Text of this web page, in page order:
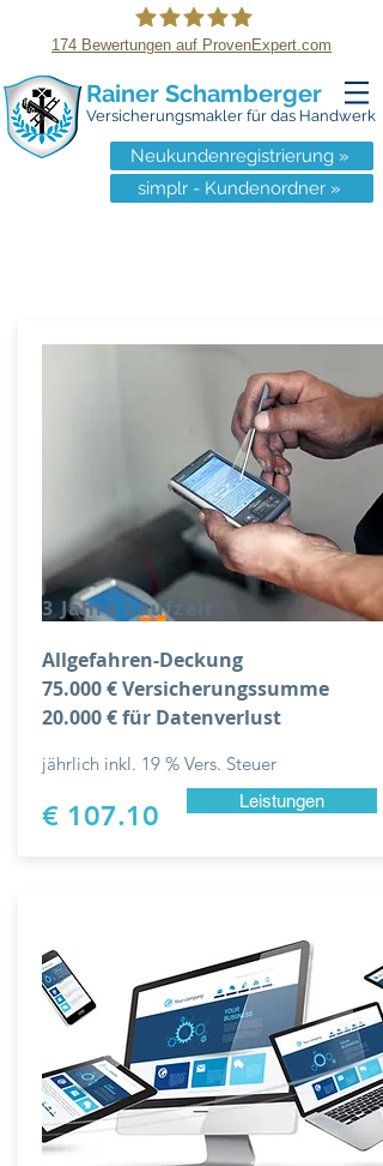
Rainer Schamberger
|Versicherungsmakler für das
Handwerk
174 Bewertungen auf ProvenExpert.com
Rainer Schamberger
Versicherungsmakler für das Handwerk
Dresden
Neukundenregistrierung »
simplr - Kundenordner »
3 Jahre Laufzeit
Allgefahren-Deckung
75.000 € Versicherungssumme
20.000 € für Datenverlust
jährlich inkl. 19 % Vers. Steuer
€ 107.10 Leistungen